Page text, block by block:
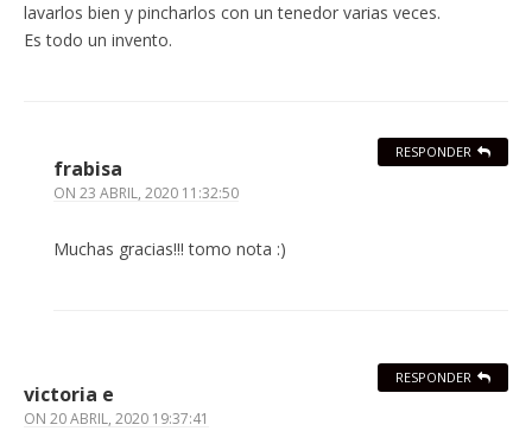
lavarlos bien y pincharlos con un tenedor varias veces.
Es todo un invento.
frabisa
ON 23 ABRIL, 2020 11:32:50
Muchas gracias!!! tomo nota :)
RESPONDER
victoria e
ON 20 ABRIL, 2020 19:37:41
RESPONDER